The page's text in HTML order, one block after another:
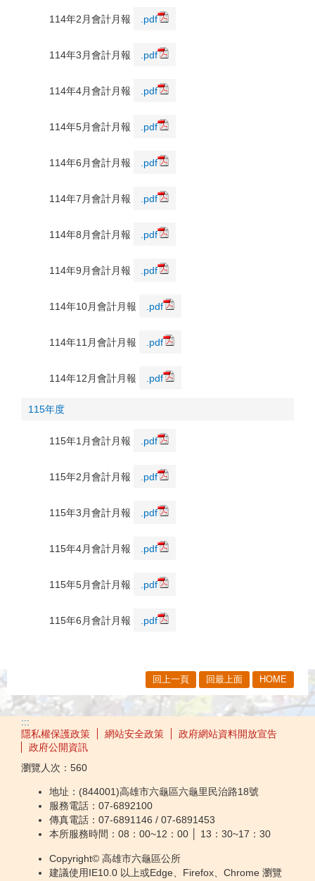
114年2月會計月報 .pdf
114年3月會計月報 .pdf
114年4月會計月報 .pdf
114年5月會計月報 .pdf
114年6月會計月報 .pdf
114年7月會計月報 .pdf
114年8月會計月報 .pdf
114年9月會計月報 .pdf
114年10月會計月報 .pdf
114年11月會計月報 .pdf
114年12月會計月報 .pdf
115年度
115年1月會計月報 .pdf
115年2月會計月報 .pdf
115年3月會計月報 .pdf
115年4月會計月報 .pdf
115年5月會計月報 .pdf
115年6月會計月報 .pdf
回上一頁 回最上面 HOME
:::
隱私權保護政策
網站安全政策
政府網站資料開放宣告
政府公開資訊
瀏覽人次： 560
地址：(844001)高雄市六龜區六龜里民治路18號
服務電話：07-6892100
傳真電話：07-6891146 / 07-6891453
本所服務時間：08：00~12：00 │ 13：30~17：30
Copyright© 高雄市六龜區公所
建議使用IE10.0 以上或Edge、Firefox、Chrome 瀏覽